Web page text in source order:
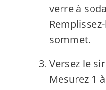
verre à
sommet.
Versez le
Mesurez 1